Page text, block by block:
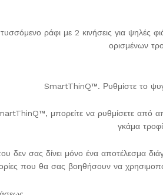
ράφι με 2 κινήσεις για ψηλές
ορισμένων
SmartThinQ™. Ρυθμίστε το
μπορείτε να ρυθμίσετε από
γκάμα
δεν σας δίνει μόνο ένα αποτέλεσμα
που θα σας βοηθήσουν να